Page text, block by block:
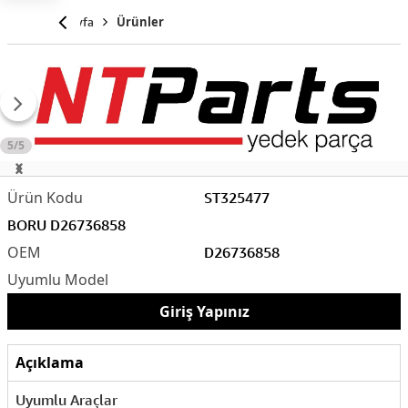
Anasayfa Ürünler
5/5
ST325477
D26736858
BORU D26736858
Giriş Yapınız
Açıklama
Uyumlu Araçlar